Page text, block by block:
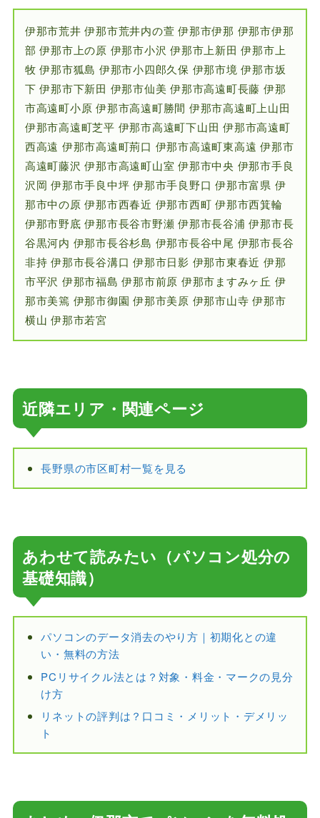
伊那市荒井 伊那市荒井内の萱 伊那市伊那 伊那市伊那
部 伊那市上の原 伊那市小沢 伊那市上新田 伊那市上
牧 伊那市狐島 伊那市小四郎久保 伊那市境 伊那市坂
下 伊那市下新田 伊那市仙美 伊那市高遠町長藤 伊那
市高遠町小原 伊那市高遠町勝間 伊那市高遠町上山田
伊那市高遠町芝平 伊那市高遠町下山田 伊那市高遠町
西高遠 伊那市高遠町荊口 伊那市高遠町東高遠 伊那市
高遠町藤沢 伊那市高遠町山室 伊那市中央 伊那市手良
沢岡 伊那市手良中坪 伊那市手良野口 伊那市富県 伊
那市中の原 伊那市西春近 伊那市西町 伊那市西箕輪
伊那市野底 伊那市長谷市野瀬 伊那市長谷浦 伊那市長
谷黒河内 伊那市長谷杉島 伊那市長谷中尾 伊那市長谷
非持 伊那市長谷溝口 伊那市日影 伊那市東春近 伊那
市平沢 伊那市福島 伊那市前原 伊那市ますみヶ丘 伊
那市美篶 伊那市御園 伊那市美原 伊那市山寺 伊那市
横山 伊那市若宮
近隣エリア・関連ページ
長野県の市区町村一覧を見る
あわせて読みたい（パソコン処分の
基礎知識）
パソコンのデータ消去のやり方｜初期化との違
い・無料の方法
PCリサイクル法とは？対象・料金・マークの見分
け方
リネットの評判は？口コミ・メリット・デメリッ
ト